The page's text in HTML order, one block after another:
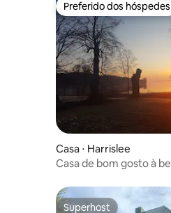
Preferido dos hóspedes
Preferido dos hóspedes
Casa ⋅ Harrislee
Casa de bom gosto à
Superhost